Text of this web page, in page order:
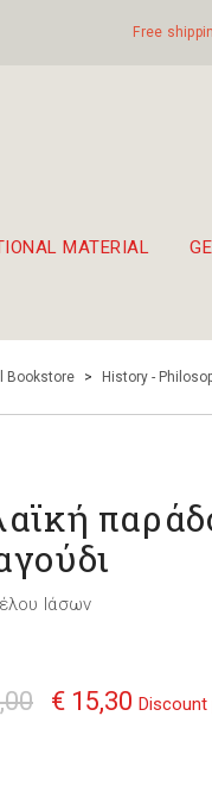
Free
MATERIAL
Bookstore > History -
Ιάσων
€ 15,30 Discount